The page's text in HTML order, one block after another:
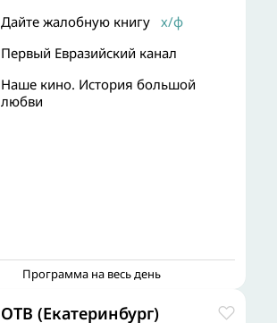
Дайте жалобную книгух/ф
Первый Евразийский канал
Наше кино. История большой
любви
Программа на весь день
ОТВ (Екатеринбург)